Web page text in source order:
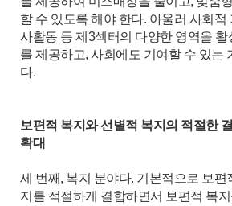
할 수 있도록 해야 한다. 아울러 사회적
사활동 등 제3섹터의 다양한 영역을 활
를 제공하고, 사회에도 기여할 수 있는
다.
보편적 복지와 선별적 복지의 적절한
확대
세 번째, 복지 분야다. 기본적으로 보편
지를 적절하게 결합하면서 보편적 복